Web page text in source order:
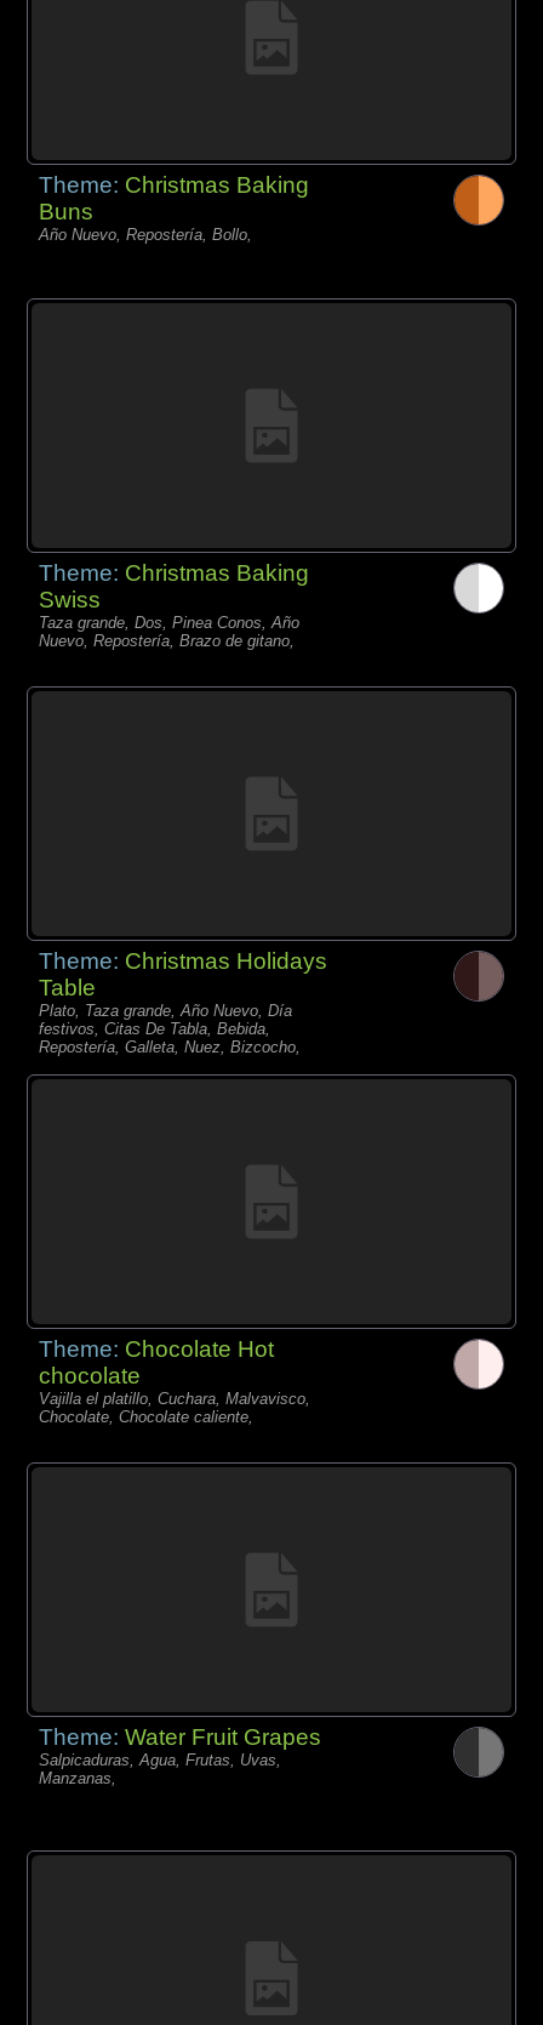
Theme: Christmas Baking
Buns
Año Nuevo, Repostería, Bollo,
Theme: Christmas Baking
Swiss
Taza grande, Dos, Pinea Conos, Año
Nuevo, Repostería, Brazo de gitano,
Theme: Christmas Holidays
Table
Plato, Taza grande, Año Nuevo, Día
festivos, Citas De Tabla, Bebida,
Repostería, Galleta, Nuez, Bizcocho,
Theme: Chocolate Hot
chocolate
Vajilla el platillo, Cuchara, Malvavisco,
Chocolate, Chocolate caliente,
Theme:Water Fruit Grapes
Salpicaduras, Agua, Frutas, Uvas,
Manzanas,